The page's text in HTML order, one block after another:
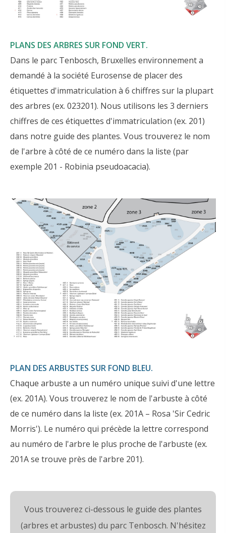
PLANS DES ARBRES SUR FOND VERT.
Dans le parc Tenbosch, Bruxelles environnement a
demandé à la société Eurosense de placer des
étiquettes d'immatriculation à 6 chiffres sur la plupart
des arbres (ex. 023201). Nous utilisons les 3 derniers
chiffres de ces étiquettes d'immatriculation (ex. 201)
dans notre guide des plantes. Vous trouverez le nom
de l'arbre à côté de ce numéro dans la liste (par
exemple 201 - Robinia pseudoacacia).
PLAN DES ARBUSTES SUR FOND BLEU.
Chaque arbuste a un numéro unique suivi d'une lettre
(ex. 201A). Vous trouverez le nom de l'arbuste à côté
de ce numéro dans la liste (ex. 201A – Rosa 'Sir Cedric
Morris'). Le numéro qui précède la lettre correspond
au numéro de l'arbre le plus proche de l'arbuste (ex.
201A se trouve près de l'arbre 201).
Vous trouverez ci-dessous le guide des plantes
(arbres et arbustes) du parc Tenbosch. N'hésitez